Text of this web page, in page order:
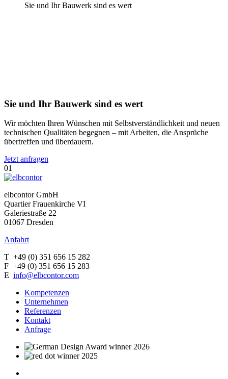
Sie und Ihr Bauwerk sind es wert
Sie und Ihr Bauwerk sind es wert
Wir möchten Ihren Wünschen mit Selbstverständlichkeit und neuen
technischen Qualitäten begegnen – mit Arbeiten, die Ansprüche
übertreffen und überdauern.
Jetzt anfragen
01
elbcontor GmbH
Quartier Frauenkirche VI
Galeriestraße 22
01067 Dresden
Anfahrt
T +49 (0) 351 656 15 282
F +49 (0) 351 656 15 283
E info@elbcontor.com
Kompetenzen
Unternehmen
Referenzen
Kontakt
Anfrage